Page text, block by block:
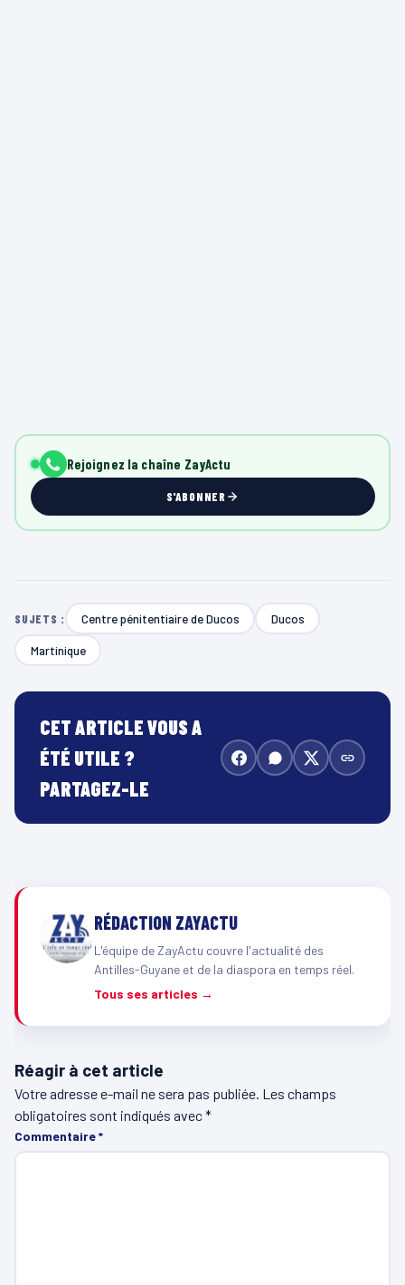
Rejoignez la chaîne ZayActu
S'ABONNER
SUJETS : Centre pénitentiaire de Ducos Ducos
Martinique
CET ARTICLE VOUS A
ÉTÉ UTILE ?
PARTAGEZ-LE
RÉDACTION ZAYACTU
L'équipe de ZayActu couvre l'actualité des
Antilles-Guyane et de la diaspora en temps réel.
Tous ses articles →
Réagir à cet article
Votre adresse e-mail ne sera pas publiée. Les champs
obligatoires sont indiqués avec*
Commentaire*